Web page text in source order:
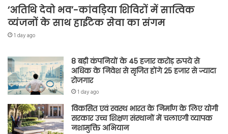
‘अतिथि देवो भव’-कांवड़िया शिविरों में सात्विक
व्यंजनों के साथ हाईटेक सेवा का संगम
1 day ago
8 बड़ी कंपनियों के 45 हजार करोड़ रुपये से
अधिक के निवेश से सृजित होंगे 25 हजार से ज्यादा
रोजगार
1 day ago
विकसित एवं स्वस्थ भारत के निर्माण के लिए योगी
सरकार उच्च शिक्षण संस्थानों में चलाएगी व्यापक
नशामुक्ति अभियान